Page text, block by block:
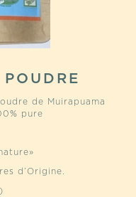
de Muirapuama
pure
d’Origine.